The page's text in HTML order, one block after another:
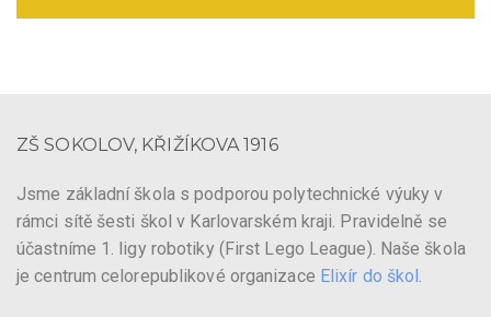
ZŠ SOKOLOV, KŘIŽÍKOVA 1916
Jsme základní škola s podporou polytechnické výuky v
rámci sítě šesti škol v Karlovarském kraji. Pravidelně se
účastníme 1. ligy robotiky (First Lego League). Naše škola
je centrum celorepublikové organizace Elixír do škol